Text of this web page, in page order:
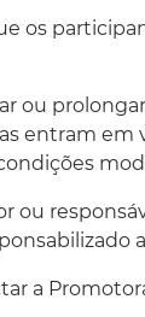
ou
entram
ou
a